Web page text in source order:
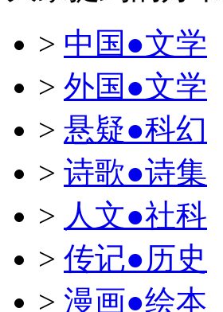
> 中国●文学
> 外国●文学
> 悬疑●科幻
> 诗歌●诗集
> 人文●社科
> 传记●历史
> 漫画●绘本